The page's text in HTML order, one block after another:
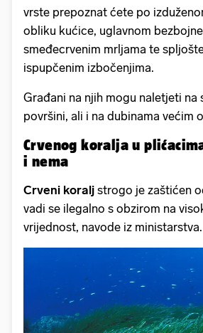
vrste prepoznat ćete po
obliku kućice, uglavnom
smeđecrvenim mrljama te
ispupčenim izbočenjima.
Građani na njih mogu naletjeti na
površini, ali i na dubinama većim
Crvenog koralja u
i nema
Crveni koralj strogo je zaštićen
vadi se ilegalno s obzirom na
vrijednost, navode iz ministarstva.